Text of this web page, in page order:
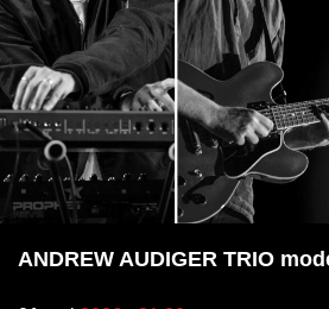
ANDREW AUDIGER TRIO